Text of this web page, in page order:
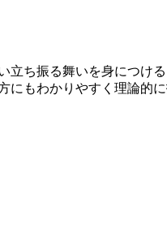
ち振る舞いを身につける
もわかりやすく理論的に